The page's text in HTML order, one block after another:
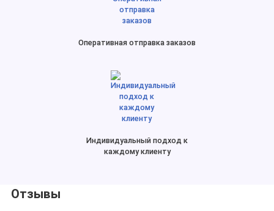
Оперативная отправка заказов
Индивидуальный подход к
каждому клиенту
Отзывы